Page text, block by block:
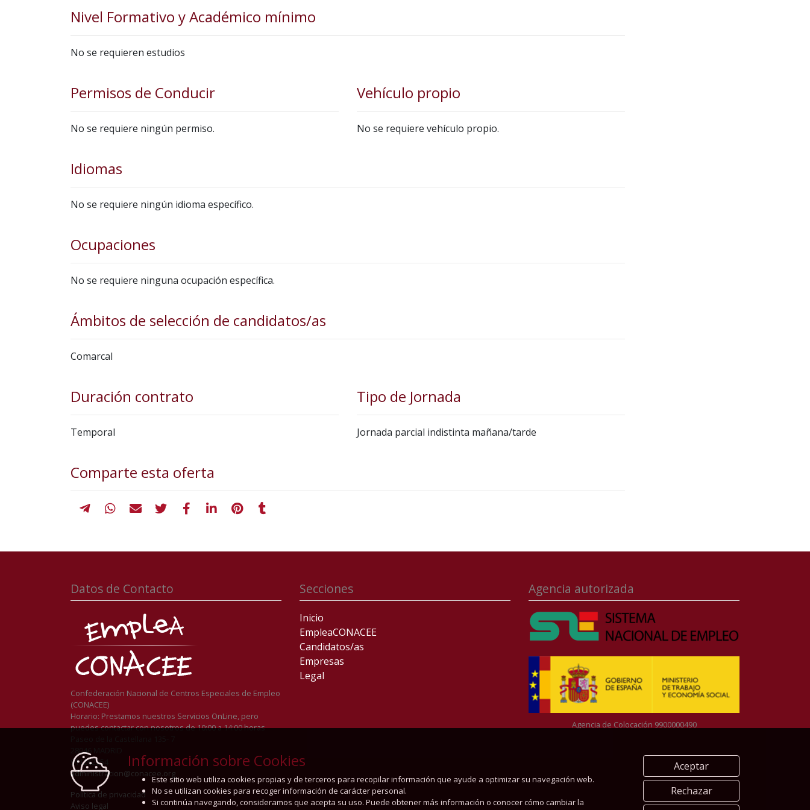
Nivel Formativo y Académico mínimo
No se requieren estudios
Permisos de Conducir
No se requiere ningún permiso.
Vehículo propio
No se requiere vehículo propio.
Idiomas
No se requiere ningún idioma específico.
Ocupaciones
No se requiere ninguna ocupación específica.
Ámbitos de selección de candidatos/as
Comarcal
Duración contrato
Temporal
Tipo de Jornada
Jornada parcial indistinta mañana/tarde
Comparte esta oferta
Datos de Contacto
Confederación Nacional de Centros Especiales de Empleo
(CONACEE)
Horario: Prestamos nuestros Servicios OnLine, pero
puedes contactar con nosotros de 10:00 a 14:00 horas
28046 MADRID
911262254
administracion@conacee.org
Política de privacidad
Aviso legal
Secciones
Inicio
EmpleaCONACEE
Candidatos/as
Empresas
Legal
Agencia autorizada
Agencia de Colocación 9900000490
Información sobre Cookies
Este sitio web utiliza cookies propias y de terceros para recopilar información que ayude a optimizar su navegación web.
No se utilizan cookies para recoger información de carácter personal.
Si continúa navegando, consideramos que acepta su uso. Puede obtener más información o conocer cómo cambiar la
Aceptar
Rechazar